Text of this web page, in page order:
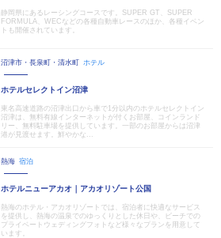
静岡県にあるレーシングコースです。SUPER GT、SUPER
FORMULA、WECなどの各種自動車レースのほか、各種イベン
トも開催されています。
沼津市・長泉町・清水町 ホテル
ホテルセレクトイン沼津
東名高速道路の沼津出口から車で1分以内のホテルセレクトイン
沼津は、無料有線インターネットが付くお部屋、コインランド
リー、無料駐車場を提供しています。一部のお部屋からは沼津
港が見渡せます。鮮やかな...
熱海 宿泊
ホテルニューアカオ｜アカオリゾート公国
熱海のホテル・アカオリゾートでは、宿泊者に快適なサービス
を提供し、熱海の温泉でのゆっくりとした休日や、ビーチでの
プライベートウェディングフォトなど様々なプランを用意して
います。